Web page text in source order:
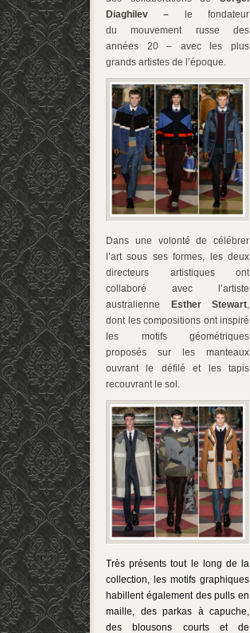
Diaghilev – le fondateur
du mouvement russe des
années 20 – avec les plus
grands artistes de l’époque.
Dans une volonté de célébrer
l’art sous ses formes, les deux
directeurs artistiques ont
collaboré avec l’artiste
australienne
Esther Stewart,
dont les compositions ont inspiré
les motifs géométriques
proposés sur les manteaux
ouvrant le défilé et les tapis
recouvrant le sol.
Très présents tout le long de la
collection, les motifs graphiques
habillent également des pulls en
maille, des parkas à capuche,
des blousons courts et de